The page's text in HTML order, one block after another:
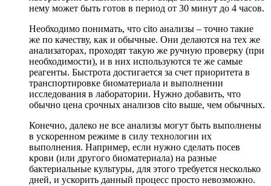
нему может быть готов в период от 30 минут до 4 часов.
Необходимо понимать, что cito анализы – точно такие
же по качеству, как и обычные. Они делаются на тех же
анализаторах, проходят такую же ручную проверку (при
необходимости), и в них используются те же самые
реагенты. Быстрота достигается за счет приоритета в
транспортировке биоматериала и выполнении
исследования в лаборатории. Нужно добавить, что
обычно цена срочных анализов cito выше, чем обычных.
Конечно, далеко не все анализы могут быть выполнены
в ускоренном режиме в силу технологии их
выполнения. Например, если нужно сделать посев
крови (или другого биоматериала) на разные
бактериальные культуры, для этого требуется несколько
дней, и ускорить данный процесс просто невозможно.